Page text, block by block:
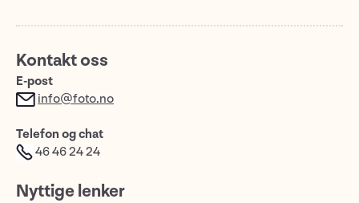
Kontakt oss
E-post
info@foto.no
Telefon og chat
46 46 24 24
Nyttige lenker